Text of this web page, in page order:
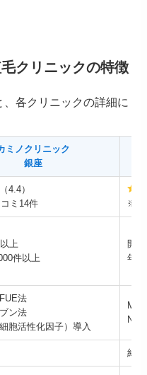
クリニックの特徴
各クリニックの詳細に
ミノクリニック
銀座
（4.4）
ミ14件
上
件以上
開
年
法
ン法
胞活性化因子）導入
NC-
約